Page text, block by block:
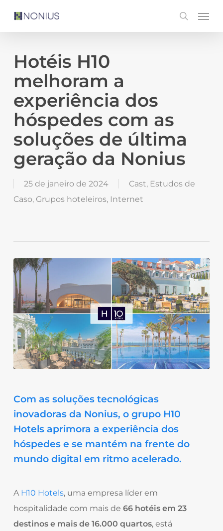
content
search
Menu
Hotéis H10
melhoram a
experiência dos
hóspedes com as
soluções de última
geração da Nonius
25 de janeiro de 2024 Cast, Estudos de
Caso, Grupos hoteleiros, Internet
Com as soluções tecnológicas
inovadoras da Nonius, o grupo H10
Hotels aprimora a experiência dos
hóspedes e se mantém na frente do
mundo digital em ritmo acelerado.
A H10 Hotels, uma empresa líder em
hospitalidade com mais de 66 hotéis em 23
destinos e mais de 16.000 quartos, está